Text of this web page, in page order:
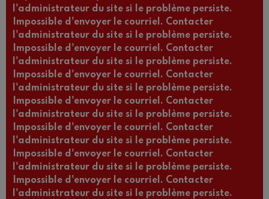
l'administrateur du site si le problème persiste.
Impossible d'envoyer le courriel. Contacter
l'administrateur du site si le problème persiste.
Impossible d'envoyer le courriel. Contacter
l'administrateur du site si le problème persiste.
Impossible d'envoyer le courriel. Contacter
l'administrateur du site si le problème persiste.
Impossible d'envoyer le courriel. Contacter
l'administrateur du site si le problème persiste.
Impossible d'envoyer le courriel. Contacter
l'administrateur du site si le problème persiste.
Impossible d'envoyer le courriel. Contacter
l'administrateur du site si le problème persiste.
Impossible d'envoyer le courriel. Contacter
l'administrateur du site si le problème persiste.